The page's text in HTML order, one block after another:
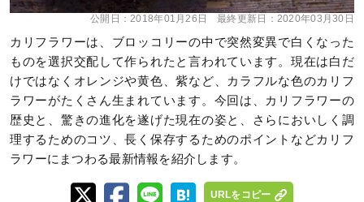
公開日：2018年01月26日 最終更新日： 2020年03月30日
カリフラワーは、ブロッコリーの中で突然変異で白くなった
ものを選択交配して作られたと言われています。現在は白だ
けではなくオレンジや黄色、紫など、カラフルな色のカリフ
ラワーがたくさん生まれています。今回は、カリフラワーの
歴史と、驚きの進化を遂げた現在の姿と、さらにおいしく調
理するためのコツ、長く保存するためのポイントなどカリフ
ラワーにまつわる最新情報を紹介します。
URLをコピー